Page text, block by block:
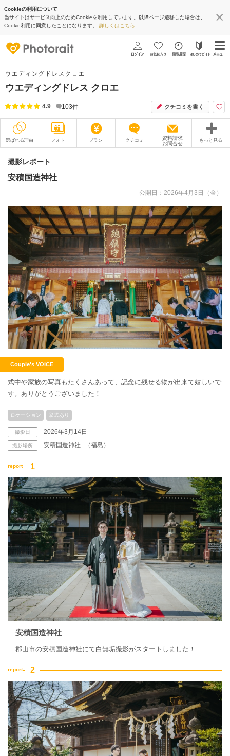
Cookieの利用について
当サイトはサービス向上のためCookieを利用しています。以降ページ遷移した場合は、
Cookie利用に同意したことになります。 詳しくはこちら
ウエディングドレスクロエ
ウエディングドレス クロエ
4.9 103件 クチコミを書く
選ばれる理由 フォト プラン クチコミ
資料請求
お問合せ
もっと見る
撮影レポート
衣装
アクセス/TEL スタジオトップ
撮影レポート
安積国造神社
公開日：2026年4月3日（金）
Couple's VOICE
式中や家族の写真もたくさんあって、記念に残せる物が出来て嬉しいで
す。ありがとうございました！
ロケーション 挙式あり
撮影日 2026年3月14日
撮影場所 安積国造神社 （福島）
安積国造神社
郡山市の安積国造神社にて白無垢撮影がスタートしました！